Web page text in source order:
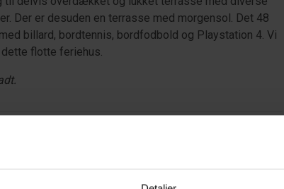
Der er desuden en terrasse med morgensol. Det 48
billard, bordtennis, bordfodbold og Playstation 4. Vi
flotte feriehus.